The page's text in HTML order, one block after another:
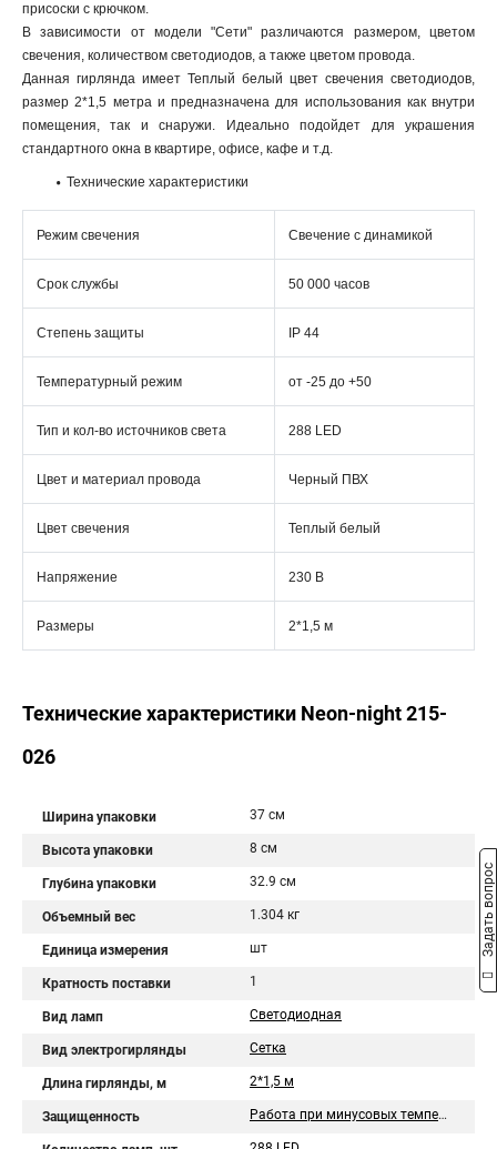
присоски с крючком.
В зависимости от модели "Сети" различаются размером, цветом
свечения, количеством светодиодов, а также цветом провода.
Данная гирлянда имеет Теплый белый цвет свечения светодиодов,
размер 2*1,5 метра и предназначена для использования как внутри
помещения, так и снаружи. Идеально подойдет для украшения
стандартного окна в квартире, офисе, кафе и т.д.
Технические характеристики
Режим свечения Свечение с динамикой
Срок службы 50 000 часов
Степень защиты IP 44
Температурный режим от -25 до +50
Тип и кол-во источников света 288 LED
Цвет и материал провода Черный ПВХ
Цвет свечения Теплый белый
Напряжение 230 В
Размеры 2*1,5 м
Технические характеристики Neon-night 215-
026
Ширина упаковки 37 см
Высота упаковки 8 см
Глубина упаковки 32.9 см
Объемный вес 1.304 кг
Единица измерения шт
Кратность поставки 1
Вид ламп Светодиодная
Вид электрогирлянды Сетка
Длина гирлянды, м 2*1,5 м
Защищенность Работа при минусовых температурах
Задать вопрос